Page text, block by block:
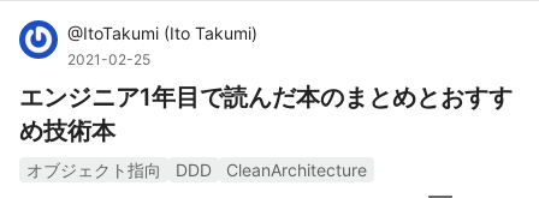
@ItoTakumi (Ito Takumi)
2021-02-25
エンジニア1年目で読んだ本のまとめとおすす
め技術本
オブジェクト指向 DDD CleanArchitecture